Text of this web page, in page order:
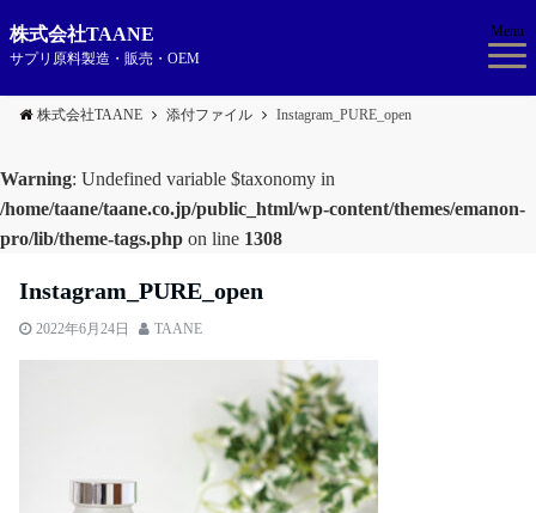
株式会社TAANE
サプリ原料製造・販売・OEM
Menu
Warning: Undefined variable $taxonomy in
/home/taane/taane.co.jp/public_html/wp-content/themes/emanon-
pro/lib/theme-tags.php on line 1308
株式会社TAANE 添付ファイル Instagram_PURE_open
Instagram_PURE_open
2022年6月24日 TAANE